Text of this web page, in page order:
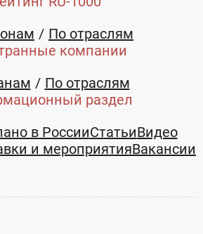
По отраслям
компании
По отраслям
раздел
в РоссииСтатьиВидео
и мероприятияВакансии